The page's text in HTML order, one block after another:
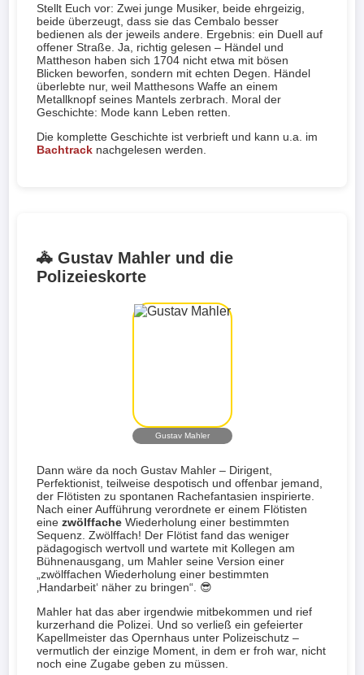
Stellt Euch vor: Zwei junge Musiker, beide ehrgeizig,
beide überzeugt, dass sie das Cembalo besser
bedienen als der jeweils andere. Ergebnis: ein Duell auf
offener Straße. Ja, richtig gelesen – Händel und
Mattheson haben sich 1704 nicht etwa mit bösen
Blicken beworfen, sondern mit echten Degen. Händel
überlebte nur, weil Matthesons Waffe an einem
Metallknopf seines Mantels zerbrach. Moral der
Geschichte: Mode kann Leben retten.
Die komplette Geschichte ist verbrieft und kann u.a. im
Bachtrack nachgelesen werden.
🚓 Gustav Mahler und die
Polizeieskorte
Gustav Mahler
Dann wäre da noch Gustav Mahler – Dirigent,
Perfektionist, teilweise despotisch und offenbar jemand,
der Flötisten zu spontanen Rachefantasien inspirierte.
Nach einer Aufführung verordnete er einem Flötisten
einezwölffache Wiederholung einer bestimmten
Sequenz. Zwölffach! Der Flötist fand das weniger
pädagogisch wertvoll und wartete mit Kollegen am
Bühnenausgang, um Mahler seine Version einer
zwölffachen Wiederholung einer bestimmten
Handarbeit näher zu bringen
. 😎
Mahler hat das aber irgendwie mitbekommen und rief
kurzerhand die Polizei. Und so verließ ein gefeierter
Kapellmeister das Opernhaus unter Polizeischutz –
vermutlich der einzige Moment, in dem er froh war, nicht
noch eine Zugabe geben zu müssen.